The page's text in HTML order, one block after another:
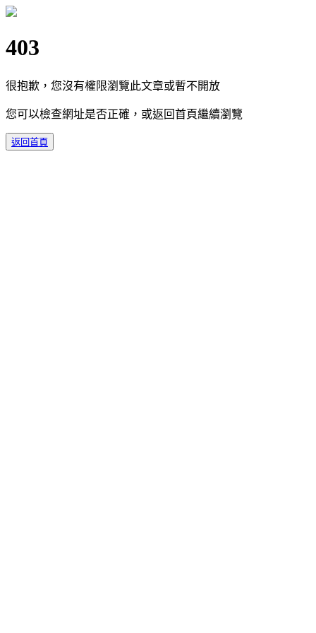
403
很抱歉，您沒有權限瀏覽此文章或暫不開放
您可以檢查網址是否正確，或返回首頁繼續瀏覽
返回首頁